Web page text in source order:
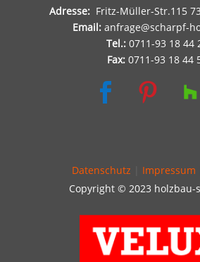
Adresse: Fritz-Müller-Str.115
Email: anfrage@scharpf-
Tel.: 0711-93 18 44
Fax: 0711-93 18 44
 
Datenschutz Impressum
Copyright © 2023 holzbau-